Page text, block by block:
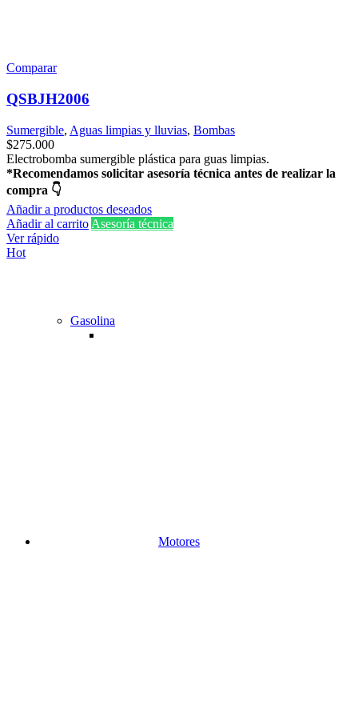
Gasolina
Motores
Comparar
QSBJH2006
Sumergible, Aguas limpias y lluvias, Bombas
$275.000
Electrobomba sumergible plástica para guas limpias.
*Recomendamos solicitar asesoría técnica antes de realizar la
compra 👇
Añadir a productos deseados
Añadir al carrito Asesoría técnica
Ver rápido
Hot